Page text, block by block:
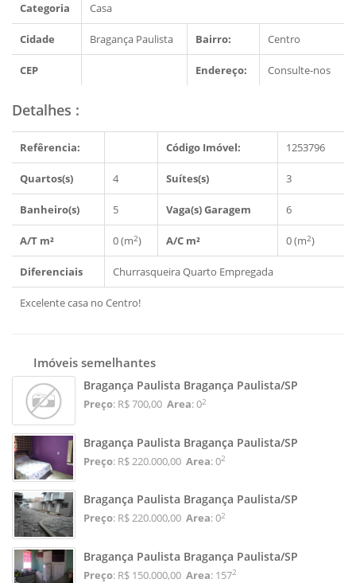
Categoria Casa
Cidade Bragança Paulista Bairro: Centro
CEP Endereço: Consulte-nos
Detalhes :
Refêrencia: Código Imóvel: 1253796
Quartos(s) 4 Suítes(s) 3
Banheiro(s) 5 Vaga(s) Garagem 6
A/T m² 0 (m2) A/C m² 0 (m2)
Diferenciais ChurrasqueiraQuarto Empregada
Excelente casa no Centro!
Imóveis semelhantes
Bragança Paulista Bragança Paulista/SP
Preço: R$ 700,00 Area: 02
Bragança Paulista Bragança Paulista/SP
Preço: R$ 220.000,00 Area: 02
Bragança Paulista Bragança Paulista/SP
Preço: R$ 220.000,00 Area: 02
Bragança Paulista Bragança Paulista/SP
Preço: R$ 150.000,00 Area: 1572